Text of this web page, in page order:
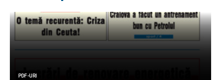
PDF-URI
PDF-URI
PDF-URI
PDF-URI
PDF-URI